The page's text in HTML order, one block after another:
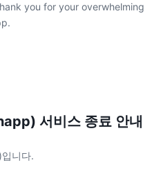
you for your overwhelming
서비스 종료 안내
니다.